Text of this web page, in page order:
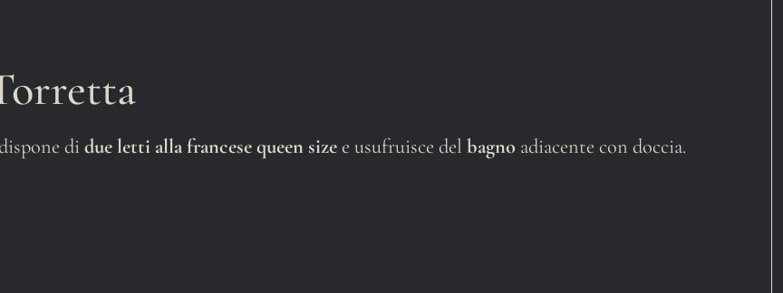
di due letti alla francese queen sizee usufruisce del bagno adiacente con doccia.